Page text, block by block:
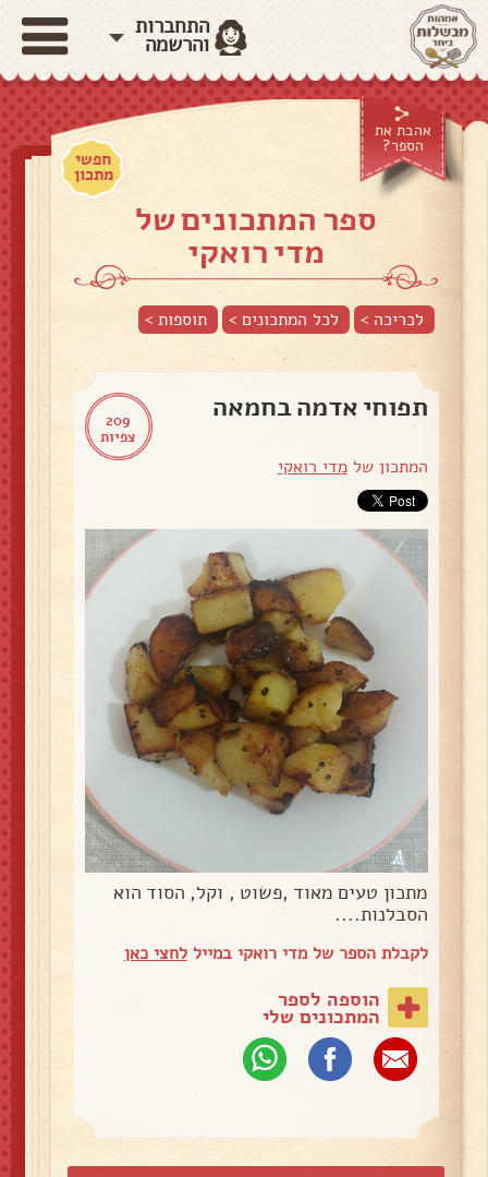
התחברות
והרשמה
אהבת את
הספר?
חפשי
מתכון
ספר המתכונים של
מדי רואקי
לכריכה > לכל המתכונים > תוספות>
209
צפיות
תפוחי אדמה בחמאה
המתכון שלמדי רואקי
מתכון טעים מאוד ,פשוט , וקל, הסוד הוא
הסבלנות....
לקבלת הספר של מדי רואקי במייללחצי כאן
הוספה לספר
המתכונים שלי